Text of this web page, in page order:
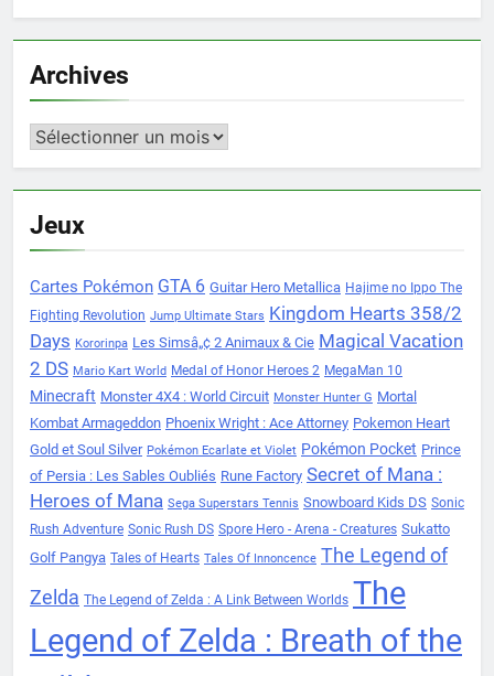
Archives
Archives
Jeux
Cartes Pokémon GTA 6 Guitar Hero Metallica Hajime no Ippo The
Fighting Revolution Jump Ultimate Stars Kingdom Hearts 358/2
Days Kororinpa Les Simsâ„¢ 2 Animaux & Cie Magical Vacation
2 DS Mario Kart World Medal of Honor Heroes 2 MegaMan 10
Minecraft Monster 4X4 : World Circuit Monster Hunter G Mortal
Kombat Armageddon Phoenix Wright : Ace Attorney Pokemon Heart
Gold et Soul Silver Pokémon Ecarlate et Violet Pokémon Pocket Prince
of Persia : Les Sables Oubliés Rune Factory Secret of Mana :
Heroes of Mana Sega Superstars Tennis Snowboard Kids DS Sonic
Rush Adventure Sonic Rush DS Spore Hero - Arena - Creatures Sukatto
Golf Pangya Tales of Hearts Tales Of Innoncence The Legend of
Zelda The Legend of Zelda : A Link Between Worlds The
Legend of Zelda : Breath of the